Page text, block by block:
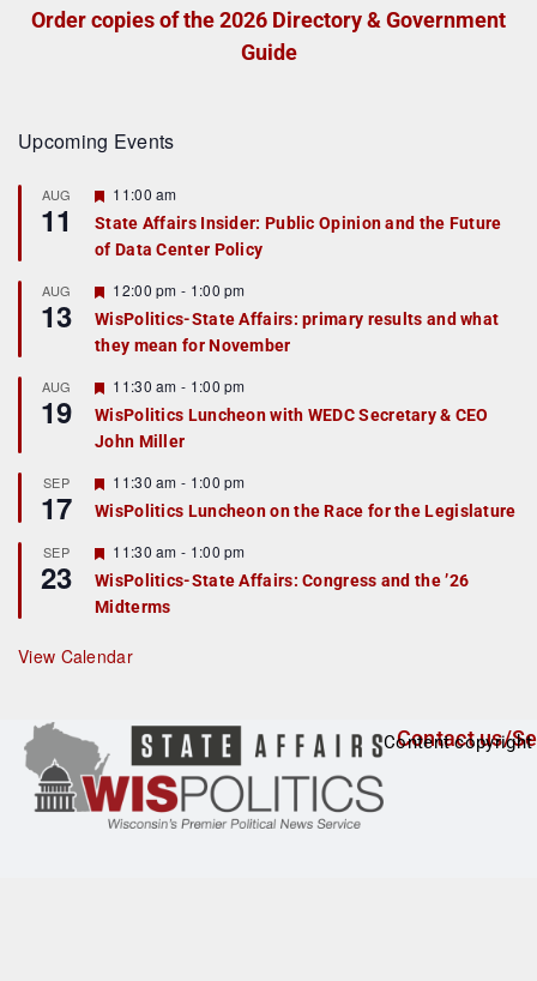
Order copies of the 2026 Directory & Government
Guide
Upcoming Events
AUG
11
F
a
t
r
e
d
11:00 am
State Affairs Insider: Public Opinion and the Future
of Data Center Policy
AUG
13
F
e
a
t
r
e
d
12:00 pm - 1:00 pm
WisPolitics-State Affairs: primary results and what
they mean for November
AUG
19
F
e
a
t
r
e
d
11:30 am - 1:00 pm
WisPolitics Luncheon with WEDC Secretary & CEO
John Miller
SEP
17
F
e
a
u
r
e
d
11:30 am - 1:00 pm
WisPolitics Luncheon on the Race for the Legislature
SEP
23
F
e
a
t
r
e
11:30 am - 1:00 pm
WisPolitics-State Affairs: Congress and the ’26
Midterms
View Calendar
Contact us/
Content